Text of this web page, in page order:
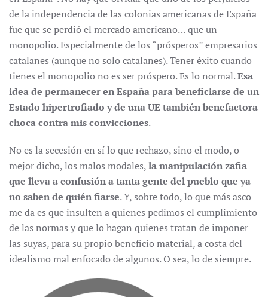
de la independencia de las colonias americanas de España
fue que se perdió el mercado americano… que un
monopolio. Especialmente de los “prósperos” empresarios
catalanes (aunque no solo catalanes). Tener éxito cuando
tienes el monopolio no es ser próspero. Es lo normal.Esa
idea de permanecer en España para beneficiarse de un
Estado hipertrofiado y de una UE también benefactora
choca contra mis convicciones.
No es la secesión en sí lo que rechazo, sino el modo, o
mejor dicho, los malos modales,la manipulación zafia
que lleva a confusión a tanta gente del pueblo que ya
no saben de quién fiarse. Y, sobre todo, lo que más asco
me da es que insulten a quienes pedimos el cumplimiento
de las normas y que lo hagan quienes tratan de imponer
las suyas, para su propio beneficio material, a costa del
idealismo mal enfocado de algunos. O sea, lo de siempre.